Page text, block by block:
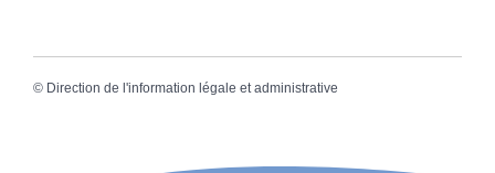
© Direction de l'information légale et administrative